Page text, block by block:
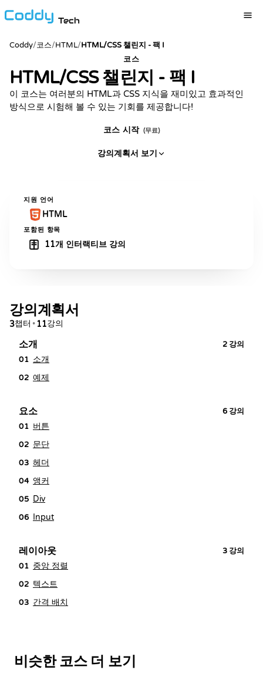
Tech
Coddy/코스/HTML/HTML/CSS 챌린지 - 팩 I
코스
HTML/CSS 챌린지 - 팩 I
이 코스는 여러분의 HTML과 CSS 지식을 재미있고 효과적인
방식으로 시험해 볼 수 있는 기회를 제공합니다!
코스 시작 (무료)
강의계획서 보기
지원 언어
HTML
포함된 항목
11개 인터랙티브 강의
강의계획서
3챕터 •11강의
소개 2 강의
01 소개
02 예제
요소 6 강의
01 버튼
02 문단
03 헤더
04 앵커
05 Div
06 Input
레이아웃 3 강의
01 중앙 정렬
02 텍스트
03 간격 배치
비슷한 코스 더 보기